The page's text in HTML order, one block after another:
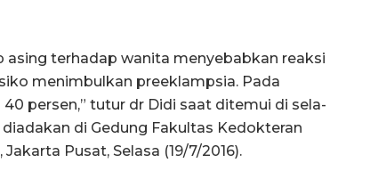
asing terhadap wanita menyebabkan reaksi
menimbulkan preeklampsia. Pada
persen,” tutur dr Didi saat ditemui di sela-
di Gedung Fakultas Kedokteran
Pusat, Selasa (19/7/2016).